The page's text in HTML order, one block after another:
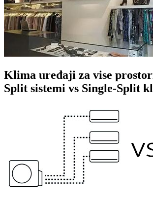
Klima uređaji za vise
Split sistemi vs Single-Split